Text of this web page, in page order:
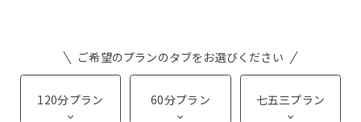
す。
ご希望のプランのタブをお選びください
120分プラン 60分プラン 七五三プラン